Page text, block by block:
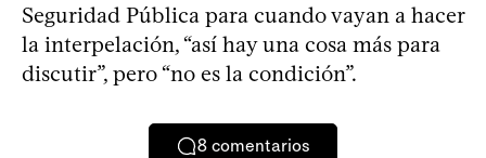
Seguridad Pública para cuando vayan a hacer
la interpelación, “así hay una cosa más para
discutir”, pero “no es la condición”.
8 comentarios